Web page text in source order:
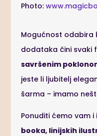
Photo:
Mogućnost odabira
dodataka čini svaki
savršenim
jeste li ljubitelj
šarma – imamo
Ponuditi ćemo vam
booka, linijskih